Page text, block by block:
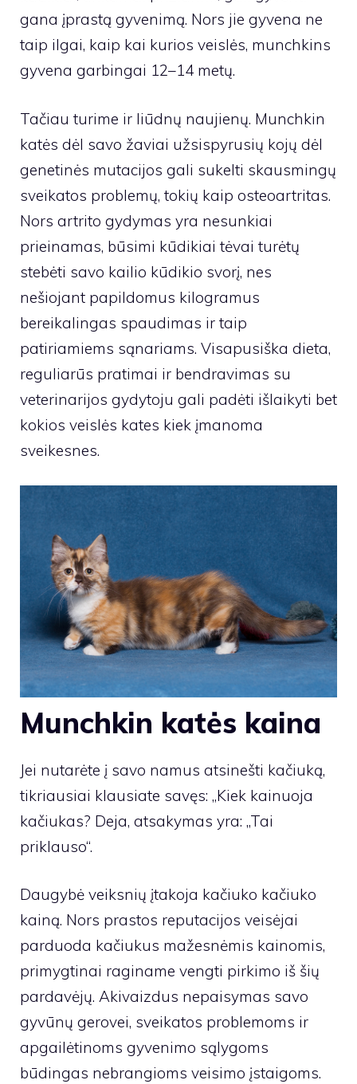
gana įprastą gyvenimą. Nors jie gyvena ne
taip ilgai, kaip kai kurios veislės, munchkins
gyvena garbingai 12–14 metų.
Tačiau turime ir liūdnų naujienų. Munchkin
katės dėl savo žaviai užsispyrusių kojų dėl
genetinės mutacijos gali sukelti skausmingų
sveikatos problemų, tokių kaip osteoartritas.
Nors artrito gydymas yra nesunkiai
prieinamas, būsimi kūdikiai tėvai turėtų
stebėti savo kailio kūdikio svorį, nes
nešiojant papildomus kilogramus
bereikalingas spaudimas ir taip
patiriamiems sąnariams. Visapusiška dieta,
reguliarūs pratimai ir bendravimas su
veterinarijos gydytoju gali padėti išlaikyti bet
kokios veislės kates kiek įmanoma
sveikesnes.
Munchkin katės kaina
Jei nutarėte į savo namus atsinešti kačiuką,
tikriausiai klausiate savęs: „Kiek kainuoja
kačiukas? Deja, atsakymas yra: „Tai
priklauso“.
Daugybė veiksnių įtakoja kačiuko kačiuko
kainą. Nors prastos reputacijos veisėjai
parduoda kačiukus mažesnėmis kainomis,
primygtinai raginame vengti pirkimo iš šių
pardavėjų. Akivaizdus nepaisymas savo
gyvūnų gerovei, sveikatos problemoms ir
apgailėtinoms gyvenimo sąlygoms
būdingas nebrangioms veisimo įstaigoms.